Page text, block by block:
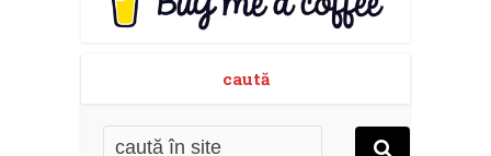
caută